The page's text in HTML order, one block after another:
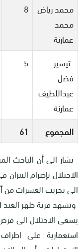
محمد رياض
محمد
عمارنة
8
-تيسير
فضل
عبداللطيف
عمارنة
5
المجموع 61
يشار الى أن الباحث
الى تخريب العشرات من
وتشهد قرية ظهر العبد
يسعى الاحتلال الى
استعمارية على